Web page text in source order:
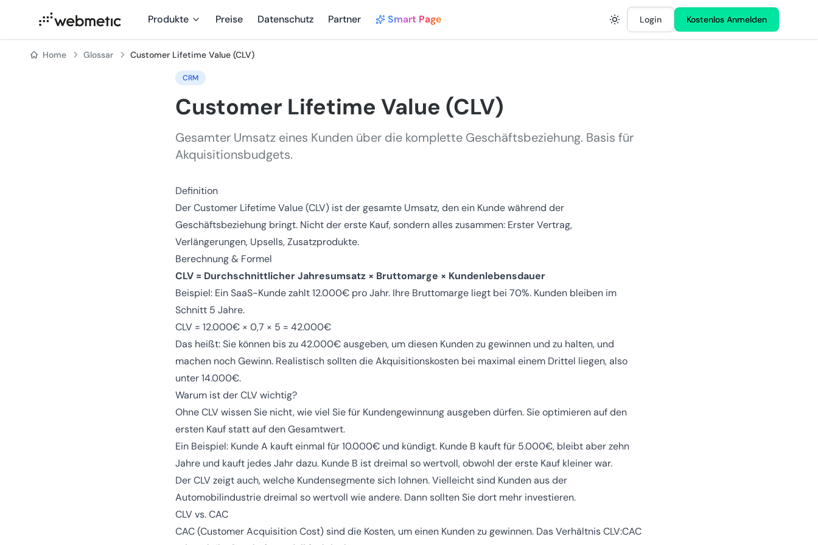
Produkte Preise Datenschutz Partner Smart Page Login Kostenlos Anmelden
Home Glossar Customer Lifetime Value (CLV)
CRM
Customer Lifetime Value (CLV)
Gesamter Umsatz eines Kunden über die komplette Geschäftsbeziehung. Basis für
Akquisitionsbudgets.
Definition
Der Customer Lifetime Value (CLV) ist der gesamte Umsatz, den ein Kunde während der
Geschäftsbeziehung bringt. Nicht der erste Kauf, sondern alles zusammen: Erster Vertrag,
Verlängerungen, Upsells, Zusatzprodukte.
Berechnung & Formel
CLV = Durchschnittlicher Jahresumsatz × Bruttomarge × Kundenlebensdauer
Beispiel: Ein SaaS-Kunde zahlt 12.000€ pro Jahr. Ihre Bruttomarge liegt bei 70%. Kunden bleiben im
Schnitt 5 Jahre.
CLV = 12.000€ × 0,7 × 5 = 42.000€
Das heißt: Sie können bis zu 42.000€ ausgeben, um diesen Kunden zu gewinnen und zu halten, und
machen noch Gewinn. Realistisch sollten die Akquisitionskosten bei maximal einem Drittel liegen, also
unter 14.000€.
Warum ist der CLV wichtig?
Ohne CLV wissen Sie nicht, wie viel Sie für Kundengewinnung ausgeben dürfen. Sie optimieren auf den
ersten Kauf statt auf den Gesamtwert.
Ein Beispiel: Kunde A kauft einmal für 10.000€ und kündigt. Kunde B kauft für 5.000€, bleibt aber zehn
Jahre und kauft jedes Jahr dazu. Kunde B ist dreimal so wertvoll, obwohl der erste Kauf kleiner war.
Der CLV zeigt auch, welche Kundensegmente sich lohnen. Vielleicht sind Kunden aus der
Automobilindustrie dreimal so wertvoll wie andere. Dann sollten Sie dort mehr investieren.
CLV vs. CAC
CAC (Customer Acquisition Cost) sind die Kosten, um einen Kunden zu gewinnen. Das Verhältnis CLV:CAC